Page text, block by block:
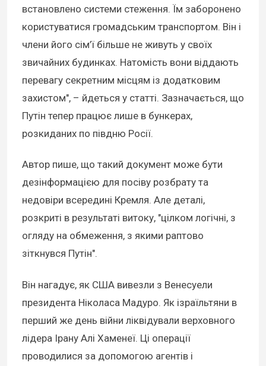
встановлено системи стеження. Їм заборонено
користуватися громадським транспортом. Він і
члени його сім’ї більше не живуть у своїх
звичайних будинках. Натомість вони віддають
перевагу секретним місцям із додатковим
захистом", – йдеться у статті. Зазначається, що
Путін тепер працює лише в бункерах,
розкиданих по півдню Росії.
Автор пише, що такий документ може бути
дезінформацією для посіву розбрату та
недовіри всередині Кремля. Але деталі,
розкриті в результаті витоку, "цілком логічні, з
огляду на обмеження, з якими раптово
зіткнувся Путін".
Він нагадує, як США вивезли з Венесуели
президента Ніколаса Мадуро. Як ізраїльтяни в
перший же день війни ліквідували верховного
лідера Ірану Алі Хаменеї. Ці операції
проводилися за допомогою агентів і